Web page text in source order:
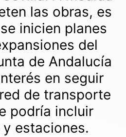
las obras, es
inicien planes
del
de Andalucía
en seguir
de transporte
podría incluir
estaciones.